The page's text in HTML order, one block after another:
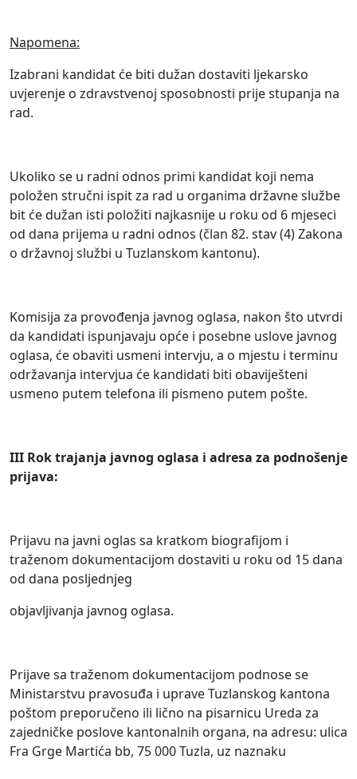
Napomena:
Izabrani kandidat će biti dužan dostaviti ljekarsko
uvjerenje o zdravstvenoj sposobnosti prije stupanja na
rad.
Ukoliko se u radni odnos primi kandidat koji nema
položen stručni ispit za rad u organima državne službe
bit će dužan isti položiti najkasnije u roku od 6 mjeseci
od dana prijema u radni odnos (član 82. stav (4) Zakona
o državnoj službi u Tuzlanskom kantonu).
Komisija za provođenja javnog oglasa, nakon što utvrdi
da kandidati ispunjavaju opće i posebne uslove javnog
oglasa, će obaviti usmeni intervju, a o mjestu i terminu
održavanja intervjua će kandidati biti obaviješteni
usmeno putem telefona ili pismeno putem pošte.
III Rok trajanja javnog oglasa i adresa za podnošenje
prijava:
Prijavu na javni oglas sa kratkom biografijom i
traženom dokumentacijom dostaviti u roku od 15 dana
od dana posljednjeg
objavljivanja javnog oglasa.
Prijave sa traženom dokumentacijom podnose se
Ministarstvu pravosuđa i uprave Tuzlanskog kantona
poštom preporučeno ili lično na pisarnicu Ureda za
zajedničke poslove kantonalnih organa, na adresu: ulica
Fra Grge Martića bb, 75 000 Tuzla, uz naznaku